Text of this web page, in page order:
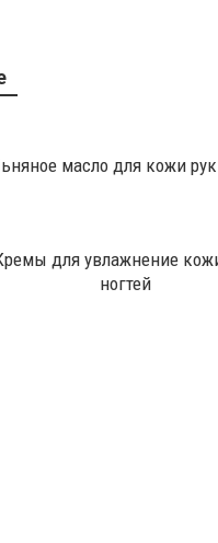
масло для кожи
для увлажнение
ногтей